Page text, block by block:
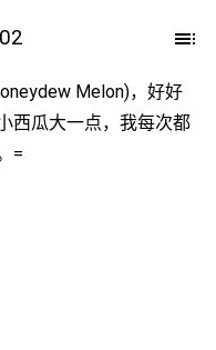
Melon)，好好
西瓜大一点，我每次都
=